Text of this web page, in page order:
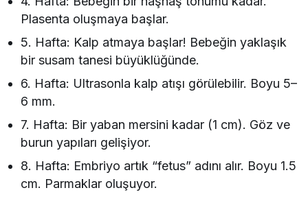
Plasenta oluşmaya başlar.
5. Hafta: Kalp atmaya başlar! Bebeğin yaklaşık
bir susam tanesi büyüklüğünde.
6. Hafta: Ultrasonla kalp atışı görülebilir. Boyu 5–
6 mm.
7. Hafta: Bir yaban mersini kadar (1 cm). Göz ve
burun yapıları gelişiyor.
8. Hafta: Embriyo artık “fetus” adını alır. Boyu 1.5
cm. Parmaklar oluşuyor.